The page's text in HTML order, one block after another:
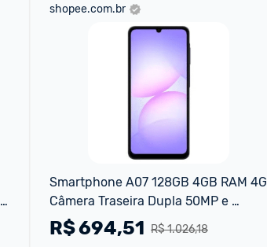
shopee.com.br
Smartphone A07 128GB 4GB RAM 4G
Câmera Traseira Dupla 50MP e
Câmera Frontal 8MP Samsung
R$ 1.026,18
R$694,51